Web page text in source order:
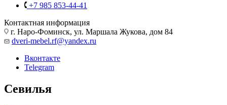
+7 985 853-44-41
Контактная информация
г. Наро-Фоминск, ул. Маршала Жукова, дом 84
dveri-mebel.rf@yandex.ru
Вконтакте
Telegram
Севилья